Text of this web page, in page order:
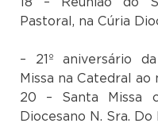
Pastoral, na Cúria
– 21º aniversário
Missa na Catedral ao
20 – Santa Missa
Diocesano N. Sra.